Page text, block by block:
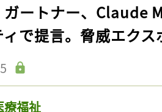
ガートナー、Claude
で提言。脅威エク
療福祉
をお気に入りに